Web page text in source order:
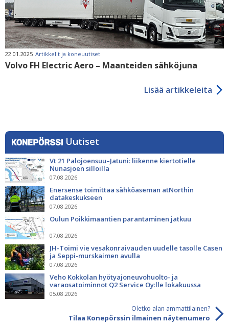
22.01.2025 Artikkelit ja koneuutiset
Volvo FH Electric Aero – Maanteiden sähköjuna
Lisää artikkeleita
Uutiset
Vt 21 Palojoensuu–Jatuni: liikenne kiertotielle
Nunasjoen silloilla
07.08.2026
Enersense toimittaa sähköaseman atNorthin
datakeskukseen
07.08.2026
Oulun Poikkimaantien parantaminen jatkuu
07.08.2026
JH-Toimi vie vesakonraivauden uudelle tasolle Casen
ja Seppi-murskaimen avulla
07.08.2026
Veho Kokkolan hyötyajoneuvohuolto- ja
varaosatoiminnot Q2 Service Oy:lle lokakuussa
05.08.2026
Oletko alan ammattilainen?
Tilaa Konepörssin ilmainen näytenumero